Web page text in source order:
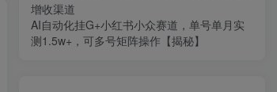
增收渠道
AI自动化挂G+小红书小众赛道，单号单月实
测1.5w+，可多号矩阵操作【揭秘】